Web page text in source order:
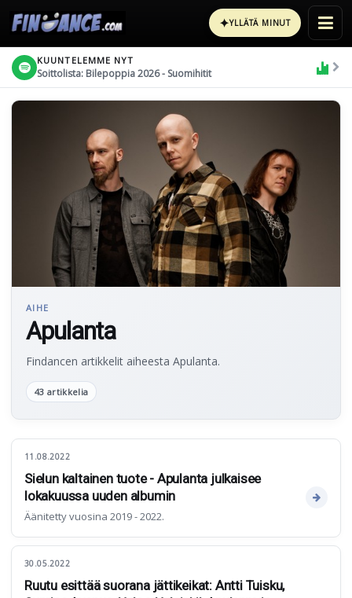
✦YLLÄTÄ MINUT
KUUNTELEMME NYT
Soittolista: Bilepoppia 2026 - Suomihitit
AIHE
Apulanta
Findancen artikkelit aiheesta Apulanta.
43 artikkelia
11.08.2022
Sielun kaltainen tuote - Apulanta julkaisee
lokakuussa uuden albumin
Äänitetty vuosina 2019 - 2022.
30.05.2022
Ruutu esittää suorana jättikeikat: Antti Tuisku,